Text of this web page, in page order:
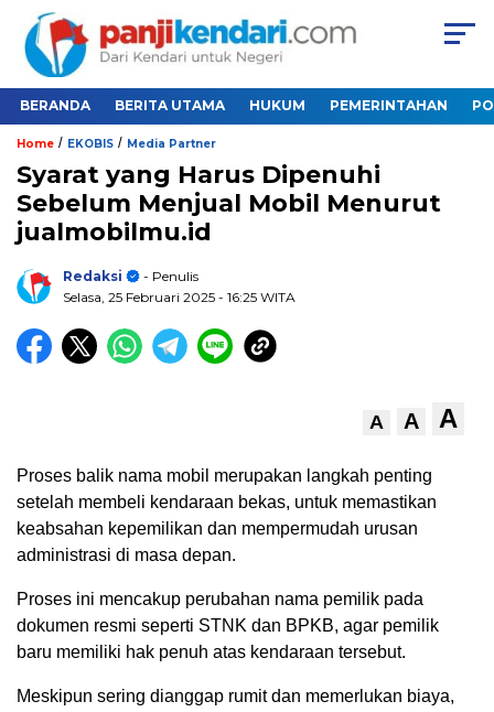
BERANDA BERITA UTAMA HUKUM PEMERINTAHAN
Home / EKOBIS / Media Partner
Syarat yang Harus Dipenuhi
Sebelum Menjual Mobil Menurut
jualmobilmu.id
Redaksi
- Penulis
Selasa, 25 Februari 2025 - 16:25 WITA
A A A
Proses balik nama mobil merupakan langkah penting
setelah membeli kendaraan bekas, untuk memastikan
keabsahan kepemilikan dan mempermudah urusan
administrasi di masa depan.
Proses ini mencakup perubahan nama pemilik pada
dokumen resmi seperti STNK dan BPKB, agar pemilik
baru memiliki hak penuh atas kendaraan tersebut.
Meskipun sering dianggap rumit dan memerlukan biaya,